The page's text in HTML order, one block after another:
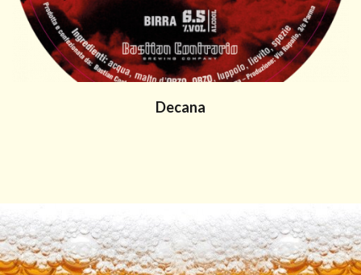
Decana